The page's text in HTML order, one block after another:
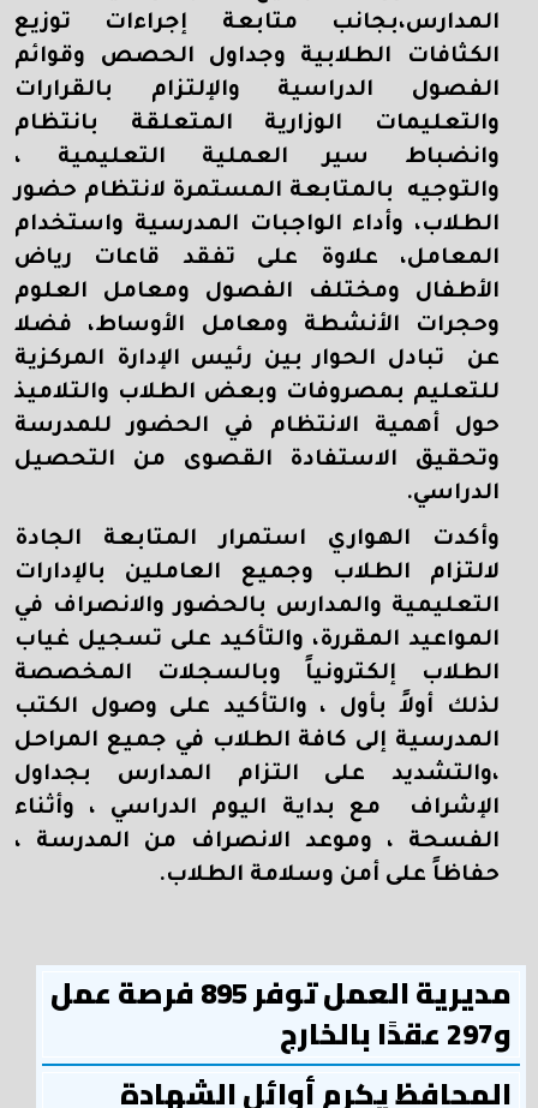
المدارس،بجانب متابعة إجراءات توزيع
الكثافات الطلابية وجداول الحصص وقوائم
الفصول الدراسية والإلتزام بالقرارات
والتعليمات الوزارية المتعلقة بانتظام
وانضباط سير العملية التعليمية ،
والتوجيه بالمتابعة المستمرة لانتظام حضور
الطلاب، وأداء الواجبات المدرسية واستخدام
المعامل، علاوة على تفقد قاعات رياض
الأطفال ومختلف الفصول ومعامل العلوم
وحجرات الأنشطة ومعامل الأوساط، فضلا
عن تبادل الحوار بين رئيس الإدارة المركزية
للتعليم بمصروفات وبعض الطلاب والتلاميذ
حول أهمية الانتظام في الحضور للمدرسة
وتحقيق الاستفادة القصوى من التحصيل
الدراسي.
وأكدت الهواري استمرار المتابعة الجادة
لالتزام الطلاب وجميع العاملين بالإدارات
التعليمية والمدارس بالحضور والانصراف في
المواعيد المقررة، والتأكيد على تسجيل غياب
الطلاب إلكترونياً وبالسجلات المخصصة
لذلك أولاً بأول ، والتأكيد على وصول الكتب
المدرسية إلى كافة الطلاب في جميع المراحل
،والتشديد على التزام المدارس بجداول
الإشراف مع بداية اليوم الدراسي ، وأثناء
الفسحة ، وموعد الانصراف من المدرسة ،
حفاظاً على أمن وسلامة الطلاب.
مديرية العمل توفر 895 فرصة عمل
و297 عقدًا بالخارج
المحافظ يكرم أوائل الشهادة